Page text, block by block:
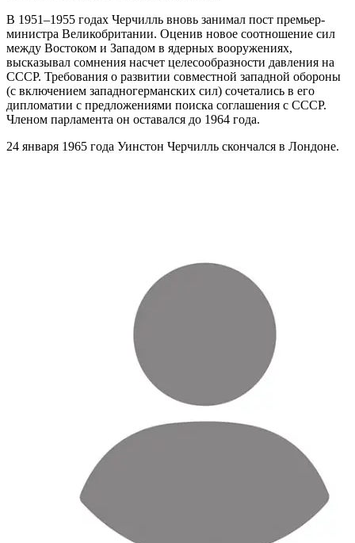
В 1951–1955 годах Черчилль вновь занимал пост премьер-
министра Великобритании. Оценив новое соотношение сил
между Востоком и Западом в ядерных вооружениях,
высказывал сомнения насчет целесообразности давления на
СССР. Требования о развитии совместной западной обороны
(с включением западногерманских сил) сочетались в его
дипломатии с предложениями поиска соглашения с СССР.
Членом парламента он оставался до 1964 года.
24 января 1965 года Уинстон Черчилль скончался в Лондоне.